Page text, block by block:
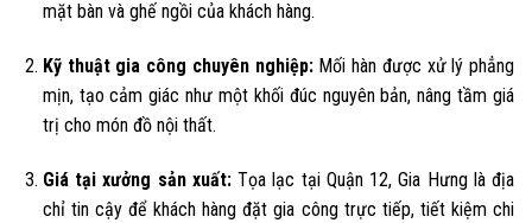
mặt bàn và ghế ngồi của khách hàng.
Kỹ thuật gia công chuyên nghiệp:Mối hàn được xử lý phẳng
mịn, tạo cảm giác như một khối đúc nguyên bản, nâng tầm giá
trị cho món đồ nội thất.
Giá tại xưởng sản xuất:Tọa lạc tại Quận 12, Gia Hưng là địa
chỉ tin cậy để khách hàng đặt gia công trực tiếp, tiết kiệm chi